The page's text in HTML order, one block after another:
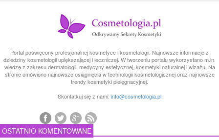
Portal poświęcony profesjonalnej kosmetyce i kosmetologii. Najnowsze informacje z
dziedziny kosmetologii upiększającej i leczniczej. W tworzeniu portalu wykorzystano m.in.
wiedzę z zakresu dermatologii, medycyny estetycznej, kosmetyki naturalnej i wizażu. Na
stronie omówiono najnowsze osiągnięcia w technologii kosmetologicznej oraz najnowsze
trendy kosmetyki pielęgnacyjnej.
Skontatkuj się z nami: info@cosmetologia.pl
OSTATNIO KOMENTOWANE